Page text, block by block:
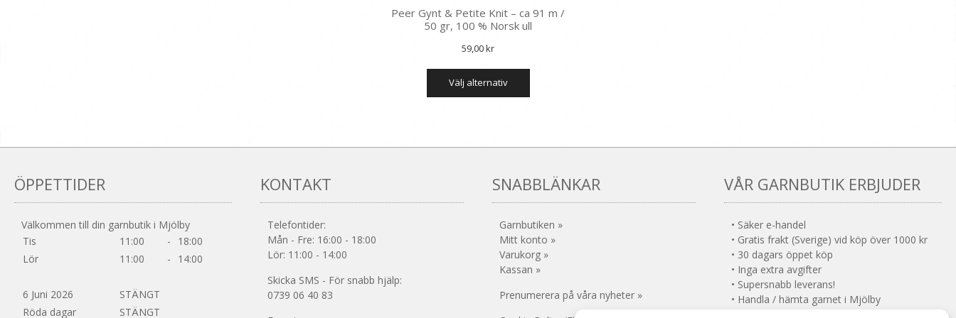
Peer Gynt & Petite Knit – ca 91 m /
50 gr, 100 % Norsk ull
59,00kr
välj alternativ
Den
produkten
varianter.
alternativen
kan
väljas
på
ÖPPETTIDER
Välkommen till din garnbutik i Mjölby
Tis
11:00 -
18:00
Lör
11:00 - 14:00
6 Juni 2026
STÄNGT
Röda dagar
STÄNGT
KONTAKT
Telefontider:
Mån - Fre: 16:00 - 18:00
Lör: 11:00 - 14:00
Skicka SMS - För snabb hjälp:
0739 06 40 83
SNABBLÄNKAR
Garnbutiken »
Mitt konto »
Varukorg »
Kassan »
Prenumerera på våra nyheter »
VÅR GARNBUTIK ERBJUDER
• Säker e-handel
• Gratis frakt (Sverige) vid köp över 1000 kr
• 30 dagars öppet köp
• Inga extra avgifter
• Supersnabb leverans!
• Handla / hämta garnet i Mjölby